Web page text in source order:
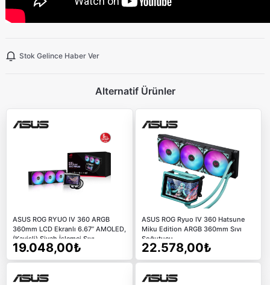
Stok Gelince Haber Ver
Alternatif Ürünler
ASUS ROG RYUO IV 360 ARGB
360mm LCD Ekranlı 6.67” AMOLED,
(Kavisli) Siyah İşlemci Sıvı
Soğutucu
19.048,00₺
ASUS ROG Ryuo IV 360 Hatsune
Miku Edition ARGB 360mm Sıvı
Soğutucu
22.578,00₺